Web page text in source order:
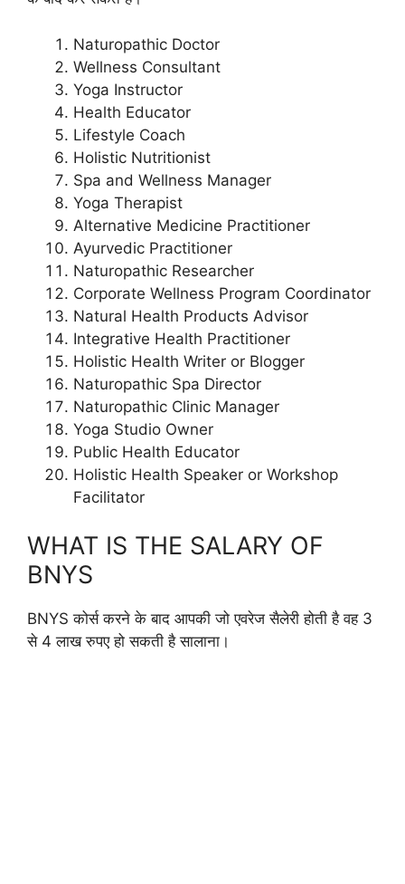
Naturopathic Doctor
Wellness Consultant
Yoga Instructor
Health Educator
Lifestyle Coach
Holistic Nutritionist
Spa and Wellness Manager
Yoga Therapist
Alternative Medicine Practitioner
Ayurvedic Practitioner
Naturopathic Researcher
Corporate Wellness Program Coordinator
Natural Health Products Advisor
Integrative Health Practitioner
Holistic Health Writer or Blogger
Naturopathic Spa Director
Naturopathic Clinic Manager
Yoga Studio Owner
Public Health Educator
Holistic Health Speaker or Workshop
Facilitator
WHAT IS THE SALARY OF
BNYS
BNYS कोर्स करने के बाद आपकी जो एवरेज सैलेरी होती है वह 3
से 4 लाख रुपए हो सकती है सालाना।